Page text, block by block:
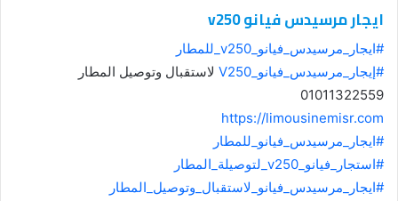
ايجار مرسيدس فيانو v250
#ايجار_مرسيدس_فيانو_v250_للمطار
#إيجار_مرسيدس_فيانو_V250
لاستقبال وتوصيل المطار
01011322559
https://limousinemisr.com
#ايجار_مرسيدس_فيانو_للمطار
#استجار_فيانو_v250_لتوصيلة_المطار
#ايجار_مرسيدس_فيانو_لاستقبال_وتوصيل_المطار